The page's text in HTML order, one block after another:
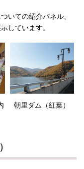
いての紹介パネル、
しています。
朝里ダム（紅葉）